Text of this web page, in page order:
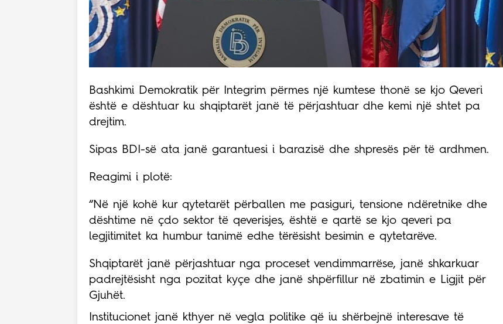
Bashkimi Demokratik për Integrim përmes një kumtese thonë se kjo Qeveri
është e dështuar ku shqiptarët janë të përjashtuar dhe kemi një shtet pa
drejtim.
Sipas BDI-së ata janë garantuesi i barazisë dhe shpresës për të ardhmen.
Reagimi i plotë:
“Në një kohë kur qytetarët përballen me pasiguri, tensione ndëretnike dhe
dështime në çdo sektor të qeverisjes, është e qartë se kjo qeveri pa
legjitimitet ka humbur tanimë edhe tërësisht besimin e qytetarëve.
Shqiptarët janë përjashtuar nga proceset vendimmarrëse, janë shkarkuar
padrejtësisht nga pozitat kyçe dhe janë shpërfillur në zbatimin e Ligjit për
Gjuhët.
Institucionet janë kthyer në vegla politike që iu shërbejnë interesave të